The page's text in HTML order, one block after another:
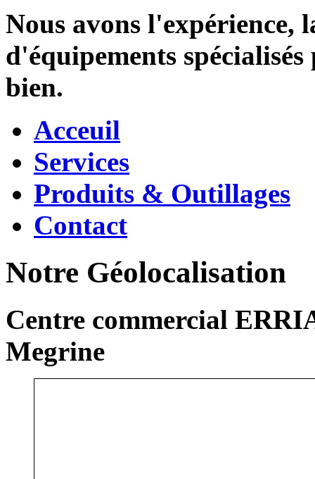
Nous avons l'expérience,
d'équipements
bien.
Acceuil
Services
Produits & Outillages
Contact
Notre Géolocalisation
Centre commercial
Megrine